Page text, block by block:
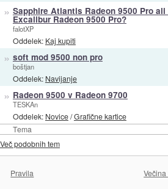
Tema
» Sapphire Atlantis Radeon 9500 Pro ali
Excalibur Radeon 9500 Pro?
falotXP
Oddelek: Kaj kupiti
» soft mod 9500 non pro
boštjan
Oddelek: Navijanje
» Radeon 9500 v Radeon 9700
TESKAn
Oddelek: Novice/Grafične kartice
Več podobnih tem
Pravila